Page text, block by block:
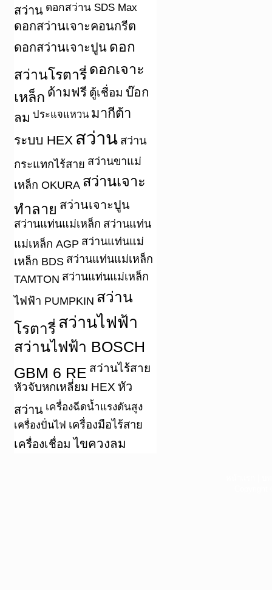
สว่าน ดอกสว่าน SDS Max
ดอกสว่านเจาะคอนกรีต
ดอกสว่านเจาะปูน ดอก
สว่านโรตารี่ ดอกเจาะ
เหล็ก ด้ามฟรี ตู้เชื่อม บ๊อก
ลม ประแจแหวน มากีต้า
ระบบ HEX สว่าน สว่าน
กระแทกไร้สาย สว่านขาแม่
เหล็ก OKURA สว่านเจาะ
ทำลาย สว่านเจาะปูน
สว่านแท่นแม่เหล็ก สว่านแท่น
แม่เหล็ก AGP สว่านแท่นแม่
เหล็ก BDS สว่านแท่นแม่เหล็ก
TAMTON สว่านแท่นแม่เหล็ก
ไฟฟ้า PUMPKIN สว่าน
โรตารี่ สว่านไฟฟ้า
สว่านไฟฟ้า BOSCH
GBM 6 RE สว่านไร้สาย
หัวจับหกเหลี่ยม HEX หัว
สว่าน เครื่องฉีดน้ำแรงดันสูง
เครื่องปั่นไฟ เครื่องมือไร้สาย
เครื่องเชื่อม ไขควงลม